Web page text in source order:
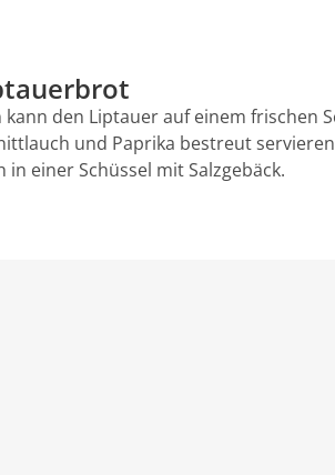
kann den Liptauer auf einem frischen
und Paprika bestreut
in einer Schüssel mit Salzgebäck.